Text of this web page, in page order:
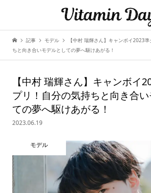
記事 モデル
【中村 瑞輝さん】キャンボイ2023
ちと向き合いモデルとしての夢へ駆けあがる！
【中村 瑞輝さん】キャンボイ
プリ！自分の気持ちと向き合
ての夢へ駆けあがる！
2023.06.19
モデル